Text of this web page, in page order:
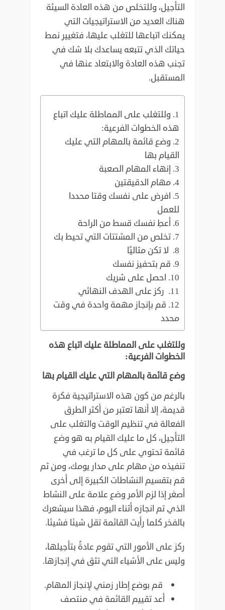
التأجيل، وللتخلص من هذه ‏العادة السيئة
هناك العديد من الاستراتيجيات التي
يمكنك اتباعها للتغلب عليها، فتغيير نمط
حياتك الذي تتبعه ‏يساعدك بلا شك في
تجنب هذه العادة والابتعاد عنها في
المستقبل‎.‎
وللتغلب على المماطلة عليك اتباع
هذه الخطوات الفرعية‎:‎
‏وضع قائمة بالمهام التي عليك
القيام بها
إنهاء المهام الصعبة
مهام الدقيقتين
افرض على نفسك وقتا محددا
للعمل
أعطِ نفسك قسط من الراحة
تخلص من المشتتات التي تحيط بك
لا تكن مثاليًا
قم بتحفيز نفسك
احصل على شريك
ركز على الهدف النهائي
قم بإنجاز مهمة واحدة في وقت
محدد
وللتغلب على المماطلة عليك اتباع هذه
الخطوات الفرعية‎:‎
‏وضع قائمة بالمهام التي عليك القيام بها
بالرغم من كون هذه الاستراتيجية فكرة
قديمة، إلا أنها تعتبر من أكثر الطرق
الفعالة في تنظيم الوقت والتغلب ‏على
التأجيل، كل ما عليك القيام به هو وضع
قائمة تحتوي على كل ما ترغب في
تنفيذه من مهام على مدار ‏يومك، ومن ثم
قم بتقسيم النشاطات الكبيرة إلى أخرى
أصغر إذا لزم الأمر وضع علامة على النشاط
الذي تم ‏انجازه أثناء اليوم، فهذا سيشعرك
بالفخر كلما رأيت القائمة تقل شيئا فشيئا‎.‎
ركز على الأمور التي تقوم عادةً بتأجيلها،
وليس على الأشياء التي تثق في إنجازها‎.‎
قم بوضع إطار زمني لإنجاز المهام.‏
أعد تقييم القائمة في منتصف